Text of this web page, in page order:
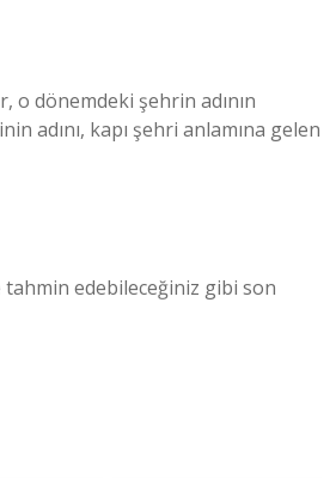
o dönemdeki şehrin adının
tahmin edebileceğiniz gibi son